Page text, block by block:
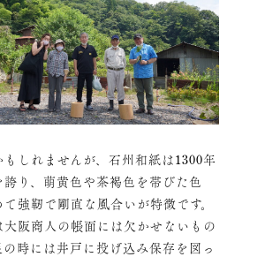
もしれませんが、石州和紙は1300年
誇り、萌黄色や茶褐色を帯びた色
て強靭で剛直な風合いが特徴です。
大阪商人の帳面には欠かせないもの
の時には井戸に投げ込み保存を図っ